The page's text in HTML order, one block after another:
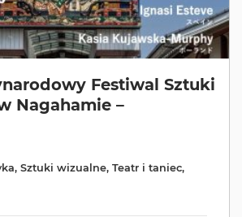
Festiwal Sztuki
Nagahamie –
, Sztuki wizualne, Teatr i taniec,